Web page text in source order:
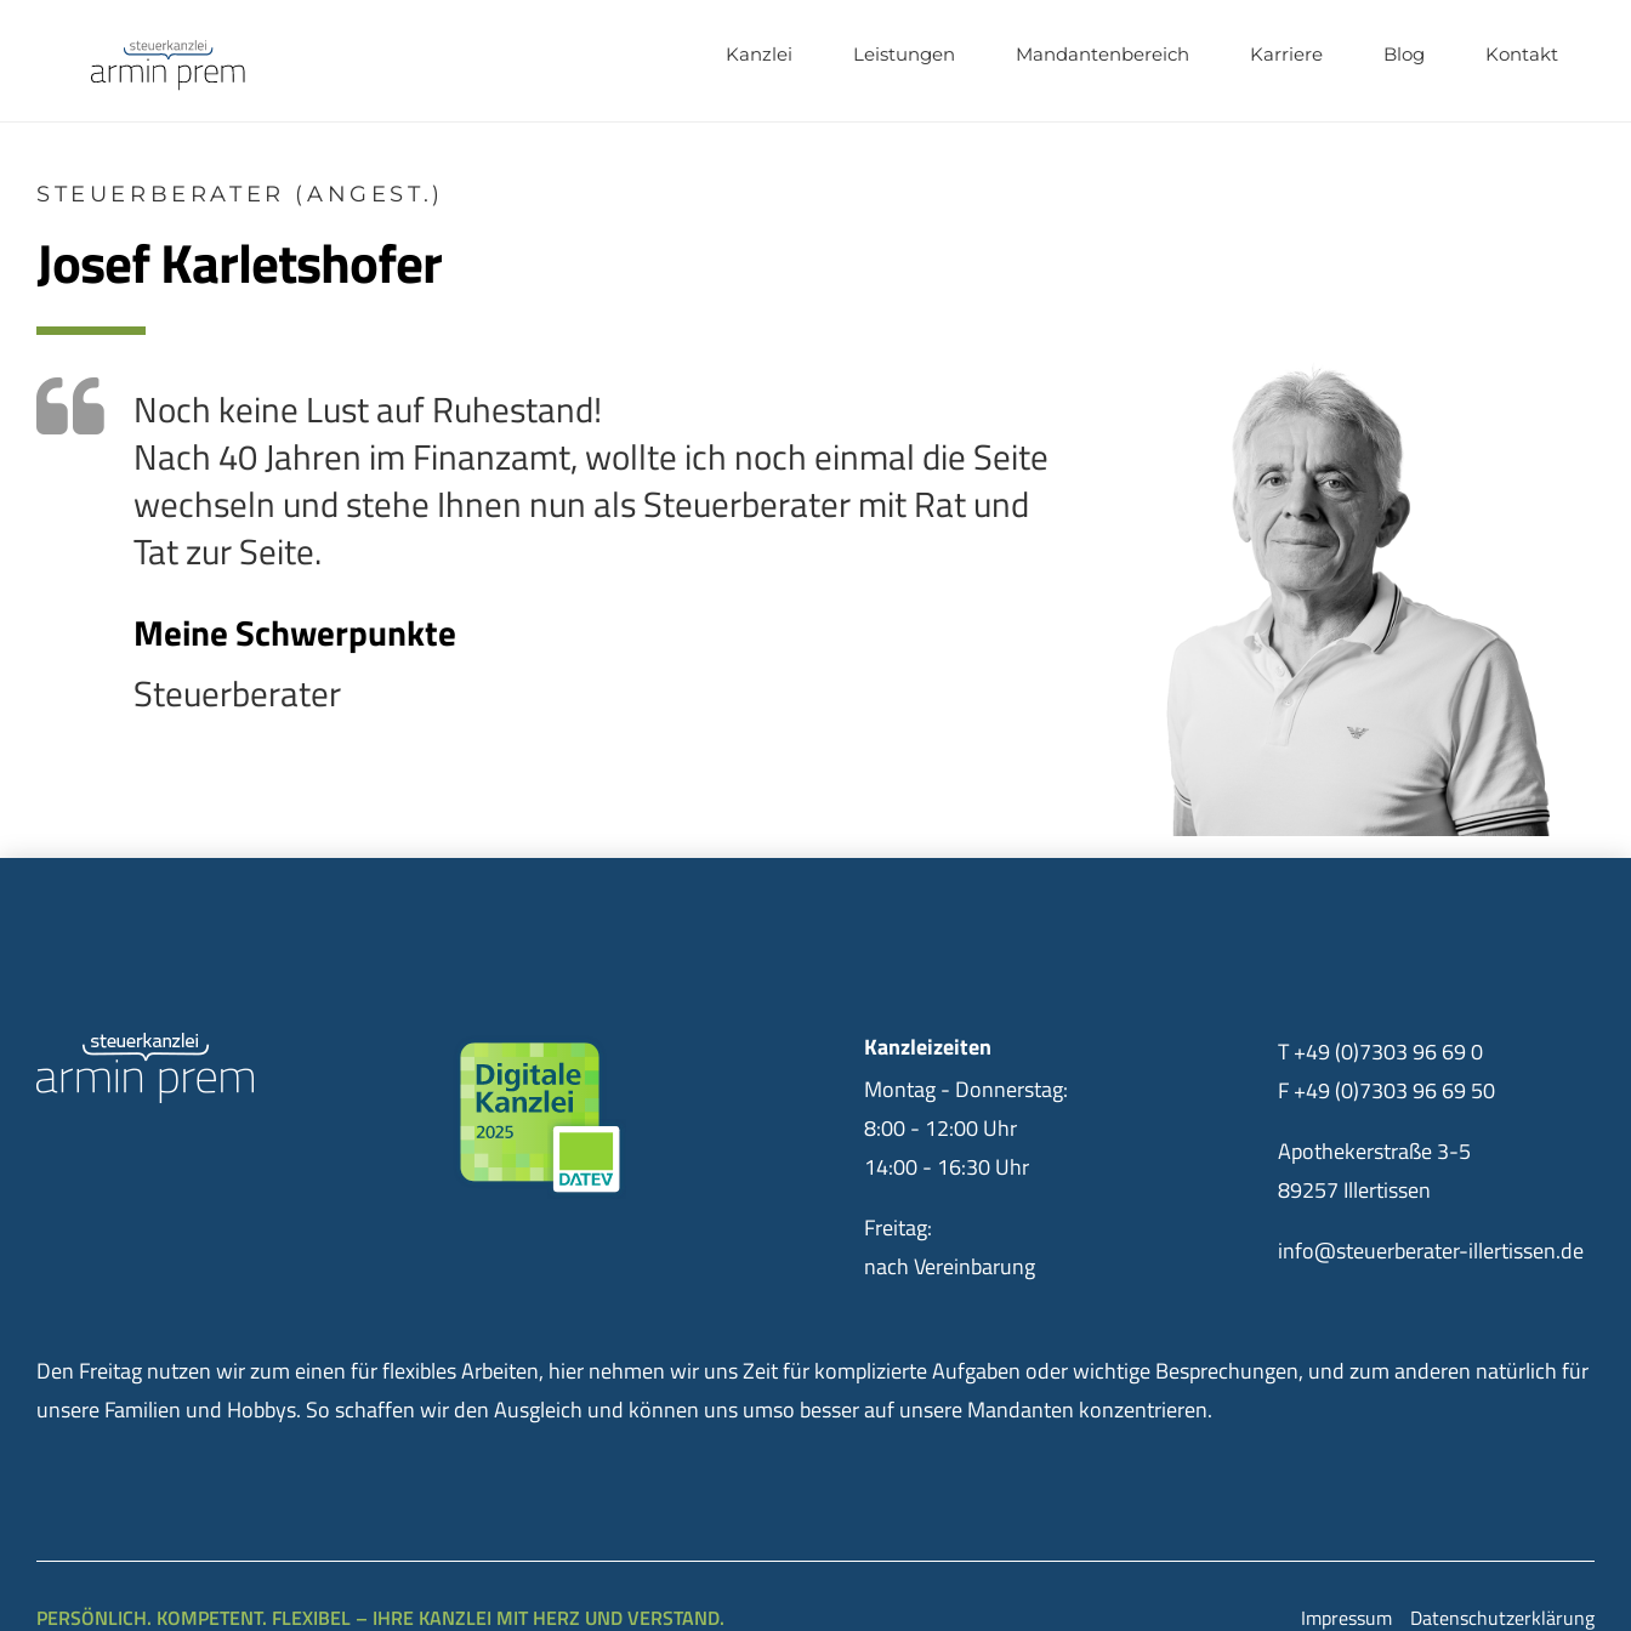
Kanzlei Leistungen Mandantenbereich Karriere Blog Kontakt
STEUERBERATER (ANGEST.)
Josef Karletshofer
Noch keine Lust auf Ruhestand!
Nach 40 Jahren im Finanzamt, wollte ich noch einmal die Seite
wechseln und stehe Ihnen nun als Steuerberater mit Rat und
Tat zur Seite.
Meine Schwerpunkte
Steuerberater
Kanzleizeiten
Montag - Donnerstag:
8:00 - 12:00 Uhr
14:00 - 16:30 Uhr
Freitag:
nach Vereinbarung
T +49 (0)7303 96 69 0
F +49 (0)7303 96 69 50
Apothekerstraße 3-5
89257 Illertissen
info@steuerberater-illertissen.de
Den Freitag nutzen wir zum einen für flexibles Arbeiten, hier nehmen wir uns Zeit für komplizierte Aufgaben oder wichtige Besprechungen, und zum anderen natürlich für
unsere Familien und Hobbys. So schaffen wir den Ausgleich und können uns umso besser auf unsere Mandanten konzentrieren.
PERSÖNLICH. KOMPETENT. FLEXIBEL – IHRE KANZLEI MIT HERZ UND VERSTAND. Impressum Datenschutzerklärung